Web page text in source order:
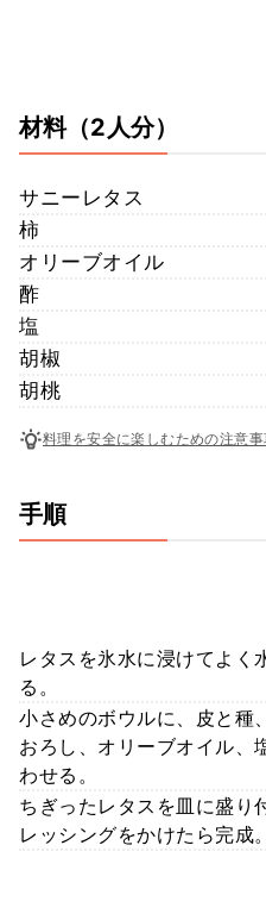
材料（2人分）
サニーレタス
柿
オリーブオイル
酢
塩
胡椒
胡桃
料理を安全に楽しむための注意事
手順
レタスを氷水に浸けてよく
る。
小さめのボウルに、皮と種
おろし、オリーブオイル、
わせる。
ちぎったレタスを皿に盛り
レッシングをかけたら完成